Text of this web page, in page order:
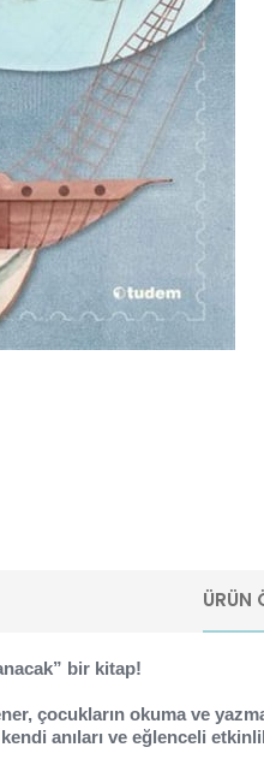
ÜRÜN
bir kitap!
çocukların okuma ve
anıları ve eğlenceli